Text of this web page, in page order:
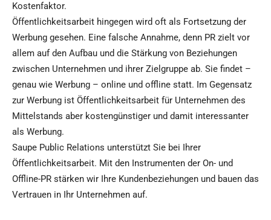
Kostenfaktor.
Öffentlichkeitsarbeit hingegen wird oft als Fortsetzung der
Werbung gesehen. Eine falsche Annahme, denn PR zielt vor
allem auf den Aufbau und die Stärkung von Beziehungen
zwischen Unternehmen und ihrer Zielgruppe ab. Sie findet –
genau wie Werbung – online und offline statt. Im Gegensatz
zur Werbung ist Öffentlichkeitsarbeit für Unternehmen des
Mittelstands aber kostengünstiger und damit interessanter
als Werbung.
Saupe Public Relations unterstützt Sie bei Ihrer
Öffentlichkeitsarbeit. Mit den Instrumenten der On- und
Offline-PR stärken wir Ihre Kundenbeziehungen und bauen das
Vertrauen in Ihr Unternehmen auf.